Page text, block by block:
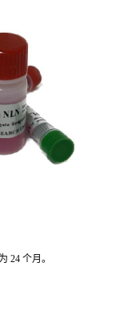
24 个月。